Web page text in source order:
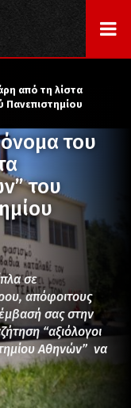
από τη λίστα
Πανεπιστημίου
του
του
σε
απόφοιτους
σας στην
“αξιόλογοι
Αθηνών” να